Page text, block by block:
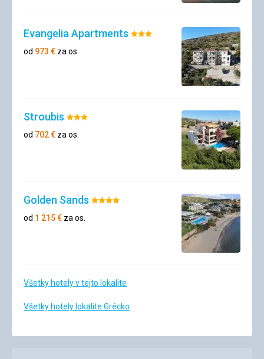
Evangelia Apartments Hodnotenie:
od 973 € za os.
Stroubis Hodnotenie:
3/5
od 702€ za os.
Golden Sands Hodnotenie:
od 1 215€ za os.
Všetky hotely v tejto lokalite
Všetky hotely lokalite Grécko